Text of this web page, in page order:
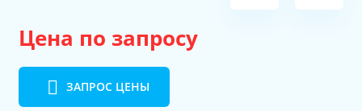
Цена по запросу
ЗАПРОС ЦЕНЫ